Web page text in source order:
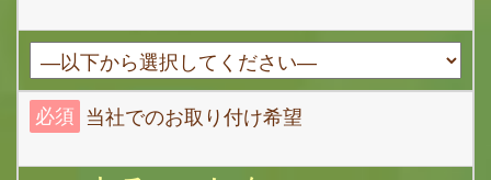
必須 当社でのお取り付け希望